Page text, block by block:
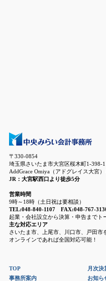
〒330-0854
埼玉県さいたま市大宮区桜木町1-398-1
AddGrace Omiya（アドグレイス大宮）
JR：大宮駅西口より徒歩5分
営業時間
9時～18時（土日祝は要相談）
TEL:048-840-1107 FAX:048-767-
起業・会社設立から決算・申告までト
主な対応エリア
さいたま市、上尾市、川口市、戸田市
オンラインであれば全国対応可能！
TOP
事務所案内
月次決
お知ら